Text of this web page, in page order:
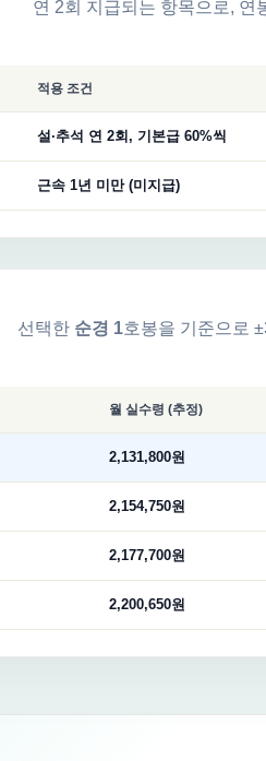
연 2회 지급되는 항목으로, 연
적용 조건
설·추석 연 2회, 기본급 60%씩
근속 1년 미만 (미지급)
선택한 순경 1호봉을 기준으로
월 실수령 (추정)
2,131,800원
2,154,750원
2,177,700원
2,200,650원